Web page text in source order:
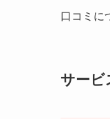
口コミに
サービ